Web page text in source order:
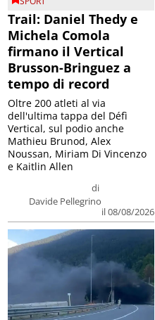
Trail: Daniel Thedy e
Michela Comola
firmano il Vertical
Brusson-Bringuez a
tempo di record
di
Davide Pellegrino
il 08/08/2026
Oltre 200 atleti al via
dell'ultima tappa del Défì
Vertical, sul podio anche
Mathieu Brunod, Alex
Noussan, Miriam Di Vincenzo
e Kaitlin Allen